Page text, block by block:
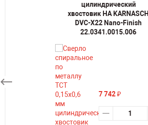
цилиндрический
хвостовик HA KARNASCH
DVC-X22 Nano-Finish
22.0341.0015.006
7 742₽